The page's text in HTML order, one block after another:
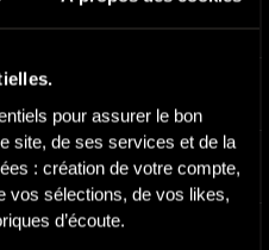
pour assurer le bon
site, de ses services et de la
: création de votre compte,
vos sélections, de vos likes,
d’écoute.
-Main Version